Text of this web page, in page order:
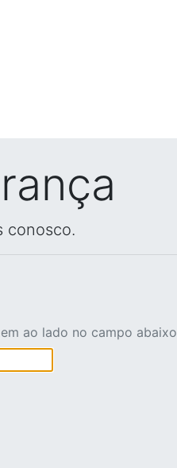
conosco.
ao lado no campo abaixo